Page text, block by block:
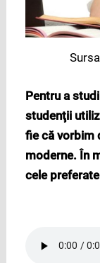
Pentru a
studenţii
fie că vorbim
moderne. În
cele